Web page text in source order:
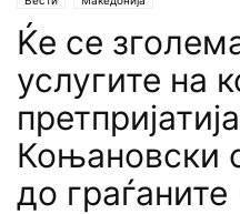
Ќе се
услугите на
Коњановски
до